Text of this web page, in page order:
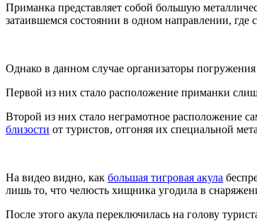
Приманка представляет собой большую
затаившемся состоянии в одном направлении,
Однако в данном случае организаторы
Первой из них стало расположение приманки
Второй из них стало неграмотное расположение
близости от туристов, отгоняя их специальной
На видео видно, как большая тигровая акула
лишь то, что челюсть хищника угодила в
После этого акула переключилась на голову